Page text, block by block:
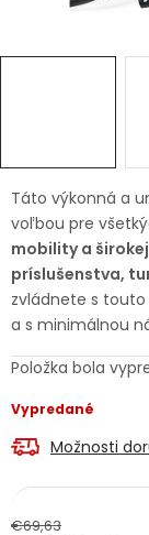
Servis náradia
Doprava a
Kontakty
Reklamačný
Podmienky
Táto výkonná a
voľbou pre
mobility a
príslušenstva,
zvládnete s
a s minimálnou
Položka bola
Vypredané
Možnosti
€69,63